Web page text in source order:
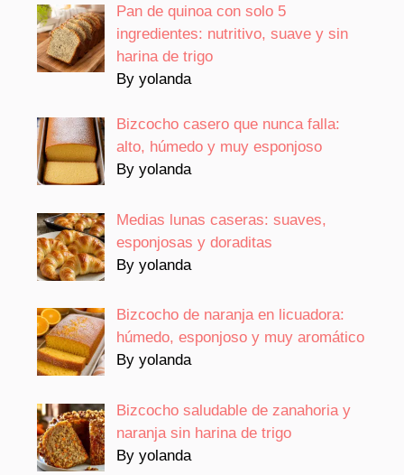
Pan de quinoa con solo 5
ingredientes: nutritivo, suave y sin
harina de trigo
By yolanda
Bizcocho casero que nunca falla:
alto, húmedo y muy esponjoso
By yolanda
Medias lunas caseras: suaves,
esponjosas y doraditas
By yolanda
Bizcocho de naranja en licuadora:
húmedo, esponjoso y muy aromático
By yolanda
Bizcocho saludable de zanahoria y
naranja sin harina de trigo
By yolanda